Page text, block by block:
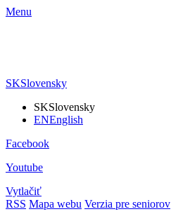
Menu
SKSlovensky
SKSlovensky
ENEnglish
Facebook
Youtube
Vytlačiť
RSS Mapa webu Verzia pre seniorov